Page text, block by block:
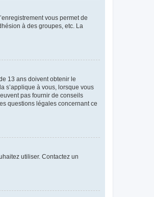
vous permet de
à des groupes, etc. La
13 ans doivent obtenir le
s’applique à vous, lorsque vous
pas fournir de conseils
questions légales concernant ce
utiliser. Contactez un